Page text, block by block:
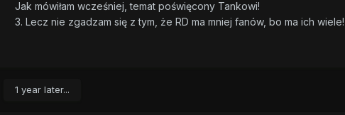
Jak mówiłam wcześniej, temat poświęcony Tankowi!
3. Lecz nie zgadzam się z tym, że RD ma mniej fanów, bo ma ich
1 year later...